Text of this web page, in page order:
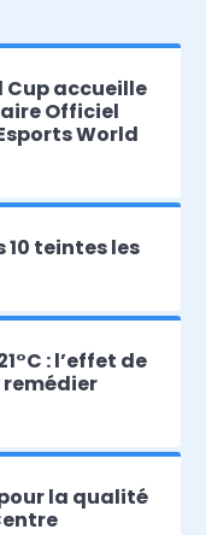
Cup accueille
Officiel
World
10 teintes les
: l’effet de
remédier
la qualité